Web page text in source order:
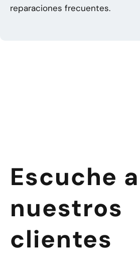
reparaciones frecuentes.
Escuche a
nuestros
clientes